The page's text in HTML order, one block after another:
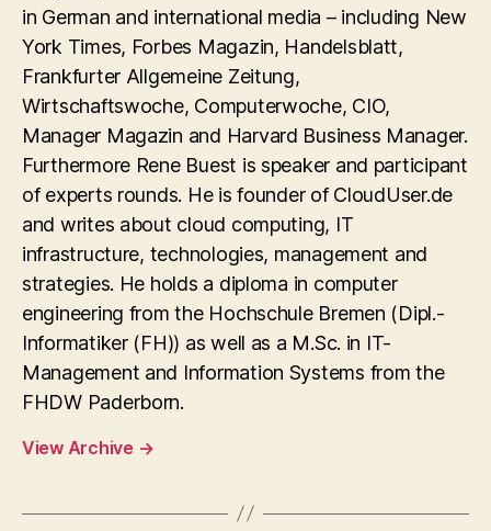
in German and international media – including New
York Times, Forbes Magazin, Handelsblatt,
Frankfurter Allgemeine Zeitung,
Wirtschaftswoche, Computerwoche, CIO,
Manager Magazin and Harvard Business Manager.
Furthermore Rene Buest is speaker and participant
of experts rounds. He is founder of CloudUser.de
and writes about cloud computing, IT
infrastructure, technologies, management and
strategies. He holds a diploma in computer
engineering from the Hochschule Bremen (Dipl.-
Informatiker (FH)) as well as a M.Sc. in IT-
Management and Information Systems from the
FHDW Paderborn.
View Archive →